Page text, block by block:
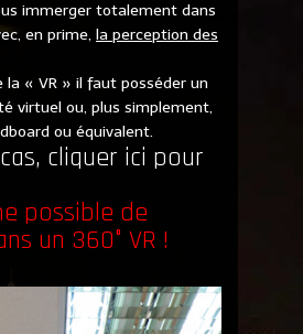
immerger totalement dans
en prime, la perception des
la « VR » il faut posséder un
virtuel ou, plus simplement,
ou équivalent.
cliquer ici pour
possible de
un 360° VR !